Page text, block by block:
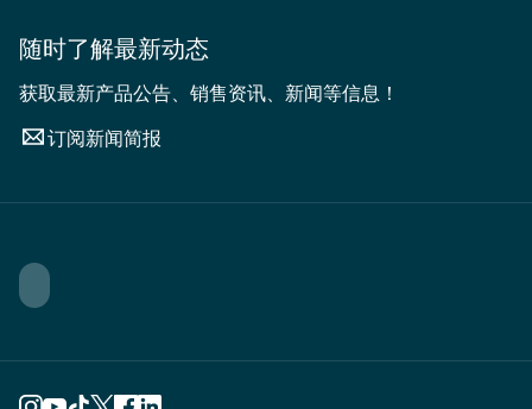
随时了解最新动态
获取最新产品公告、销售资讯、新闻等信息！
订阅新闻简报